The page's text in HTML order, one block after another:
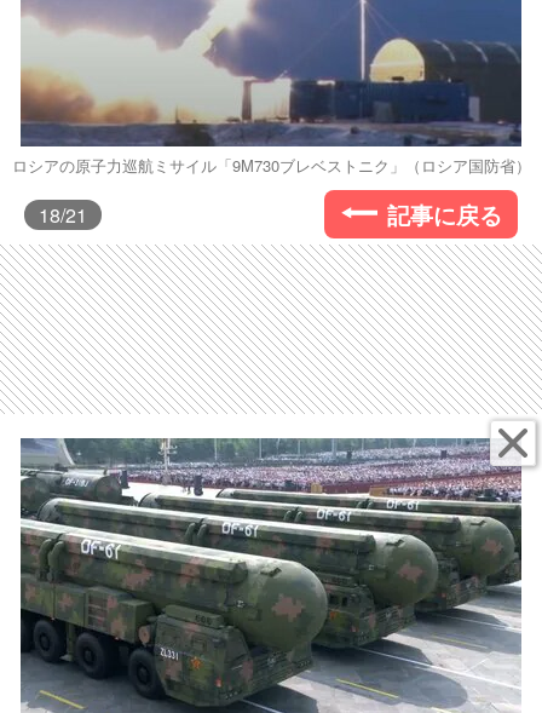
ロシアの原子力巡航ミサイル「9M730ブレベストニク」（ロシア国防省）
18/21 記事に戻る